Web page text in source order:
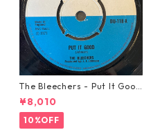
The Bleechers - Put It Good
【7-21637】
¥8,010
10%OFF